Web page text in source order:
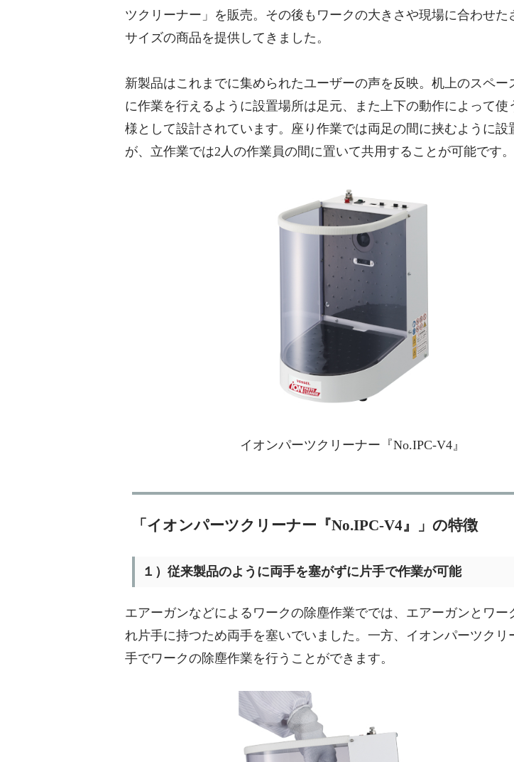
ツクリーナー」を販売。その後もワークの大きさや現場に合わせた
サイズの商品を提供してきました。
新製品はこれまでに集められたユーザーの声を反映。机上のスペー
に作業を行えるように設置場所は足元、また上下の動作によって使
様として設計されています。座り作業では両足の間に挟むように設
が、立作業では2人の作業員の間に置いて共用することが可能です。
イオンパーツクリーナー『No.IPC-V4』
「イオンパーツクリーナー『No.IPC-V4』」の特徴
１）従来製品のように両手を塞がずに片手で作業が可能
エアーガンなどによるワークの除塵作業ででは、エアーガンとワー
れ片手に持つため両手を塞いでいました。一方、イオンパーツクリ
手でワークの除塵作業を行うことができます。